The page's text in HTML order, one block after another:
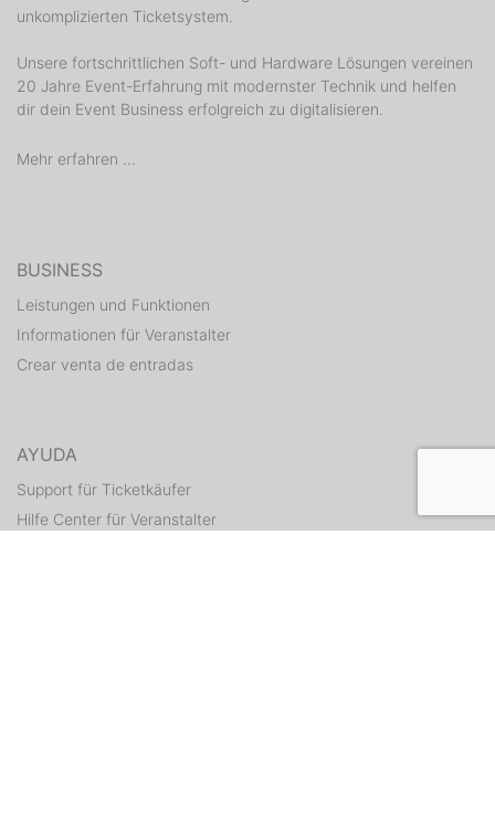
unkomplizierten Ticketsystem.
Unsere fortschrittlichen Soft- und Hardware Lösungen vereinen
20 Jahre Event-Erfahrung mit modernster Technik und helfen
dir dein Event Business erfolgreich zu digitalisieren.
Mehr erfahren ...
BUSINESS
Leistungen und Funktionen
Informationen für Veranstalter
Crear venta de entradas
AYUDA
Support für Ticketkäufer
Hilfe Center für Veranstalter